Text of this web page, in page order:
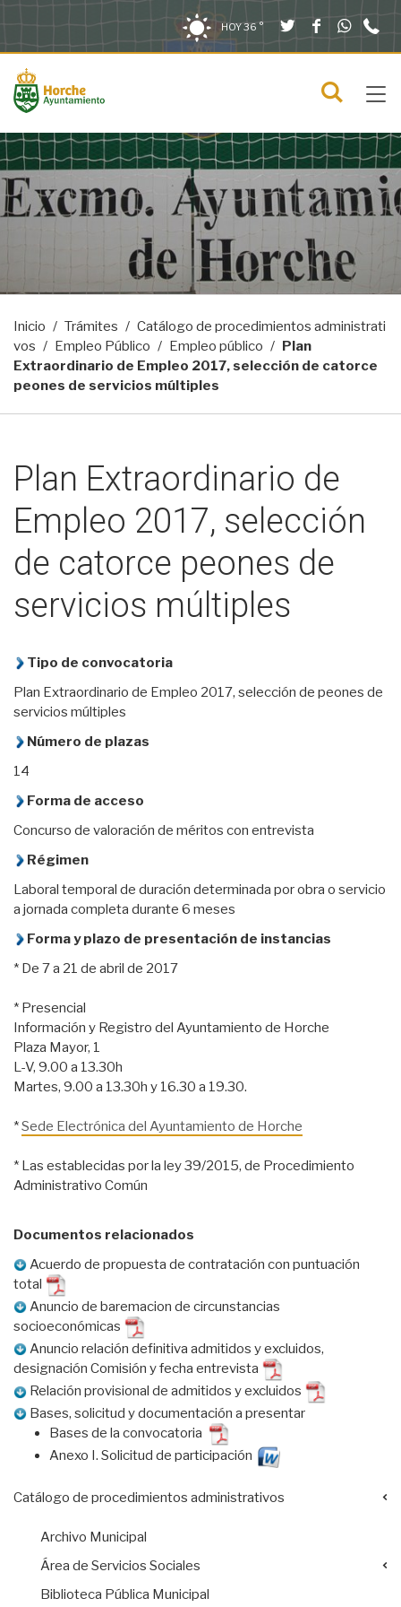
Saltar al contenido
Saltar a la navegación
Información de contacto HOY36 ° TwitterFacebook
menú
Inicio Trámites
Catálogo de procedimientos administrati
vos
Empleo Público Empleo público
Plan
Extraordinario de Empleo 2017, selección de catorce
peones de servicios múltiples
Plan Extraordinario de
Empleo 2017, selección
de catorce peones de
servicios múltiples
Tipo de convocatoria
Plan Extraordinario de Empleo 2017, selección de peones de
servicios múltiples
Número de plazas
14
Forma de acceso
Concurso de valoración de méritos con entrevista
Régimen
Laboral temporal de duración determinada por obra o servicio
a jornada completa durante 6 meses
Forma y plazo de presentación de instancias
* De 7 a 21 de abril de 2017
* Presencial
Información y Registro del Ayuntamiento de Horche
Plaza Mayor, 1
L-V, 9.00 a 13.30h
Martes, 9.00 a 13.30h y 16.30 a 19.30.
*Sede Electrónica del Ayuntamiento de Horche
* Las establecidas por la ley 39/2015, de Procedimiento
Administrativo Común
Documentos relacionados
Acuerdo de propuesta de contratación con puntuación
total
Anuncio de baremacion de circunstancias
socioeconómicas
Anuncio relación definitiva admitidos y excluidos,
designación Comisión y fecha entrevista
Relación provisional de admitidos y excluidos
Bases, solicitud y documentación a presentar
Bases de la convocatoria
Anexo I. Solicitud de participación
Catálogo de procedimientos administrativos
Archivo Municipal
Área de Servicios Sociales
Biblioteca Pública Municipal